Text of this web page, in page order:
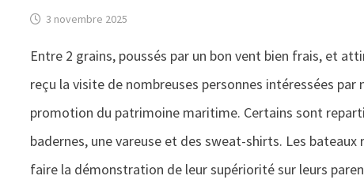
3 novembre 2025
Entre 2 grains, poussés par un bon vent bien frais, et
reçu la visite de nombreuses personnes intéressées
promotion du patrimoine maritime. Certains sont
badernes, une vareuse et des sweat-shirts. Les
faire la démonstration de leur supériorité sur leurs